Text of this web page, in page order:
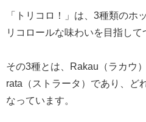
「トリコロ！」は、3種類のホ
リコロールな味わいを目指して
その3種とは、Rakau（ラカウ
rata（ストラータ）であり、ど
なっています。